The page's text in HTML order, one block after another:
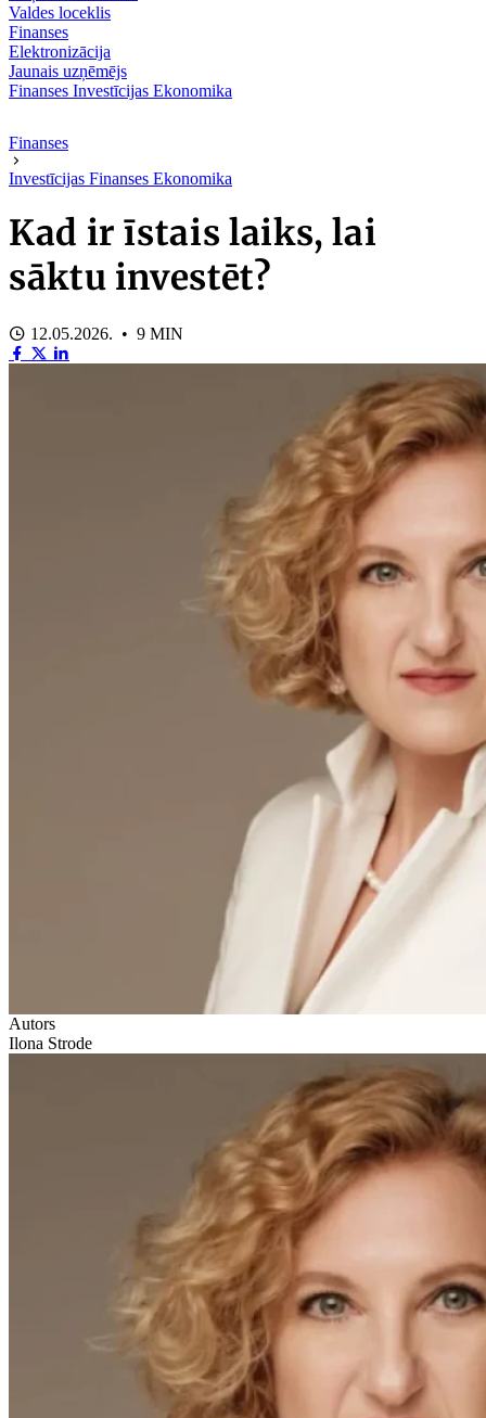
Valdes loceklis
Finanses
Elektronizācija
Jaunais uzņēmējs
Finanses Investīcijas Ekonomika
Finanses
Investīcijas Finanses Ekonomika
Kad ir īstais laiks, lai
sāktu investēt?
12.05.2026. • 9 MIN
Autors
Ilona Strode